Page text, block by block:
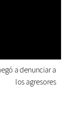
a denunciar a
los agresores